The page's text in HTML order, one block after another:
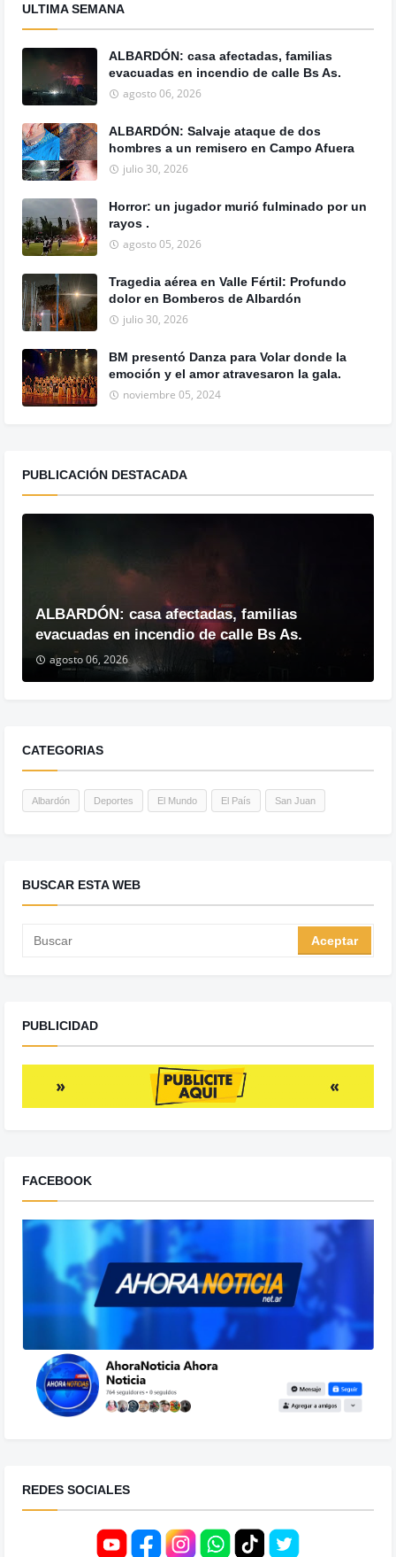
ULTIMA SEMANA
ALBARDÓN: casa afectadas, familias
evacuadas en incendio de calle Bs As.
agosto 06, 2026
ALBARDÓN: Salvaje ataque de dos
hombres a un remisero en Campo Afuera
julio 30, 2026
Horror: un jugador murió fulminado por un
rayos .
agosto 05, 2026
Tragedia aérea en Valle Fértil: Profundo
dolor en Bomberos de Albardón
julio 30, 2026
BM presentó Danza para Volar donde la
emoción y el amor atravesaron la gala.
noviembre 05, 2024
PUBLICACIÓN DESTACADA
ALBARDÓN: casa afectadas, familias
evacuadas en incendio de calle Bs As.
agosto 06, 2026
CATEGORIAS
Albardón Deportes El Mundo El País San Juan
BUSCAR ESTA WEB
PUBLICIDAD
FACEBOOK
REDES SOCIALES